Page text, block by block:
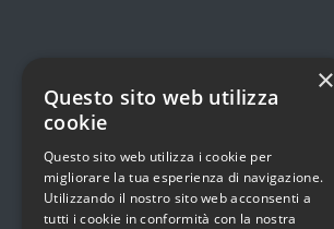
×
Questo sito web utilizza
cookie
Questo sito web utilizza i cookie per
migliorare la tua esperienza di navigazione.
Utilizzando il nostro sito web acconsenti a
tutti i cookie in conformità con la nostra